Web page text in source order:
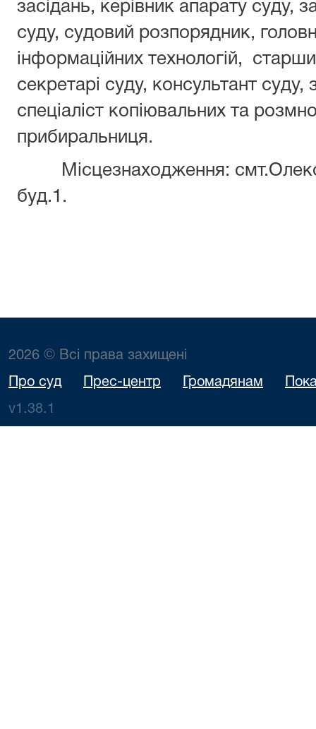
засідань, керівник апарату суду,
суду, судовий розпорядник,
інформаційних технологій,
секретарі суду, консультант суду,
спеціаліст копіювальних та
прибиральниця.
Місцезнаходження:
буд.1.
2026 © Всі права захищені
Про суд Прес-центр Громадянам
v1.38.1